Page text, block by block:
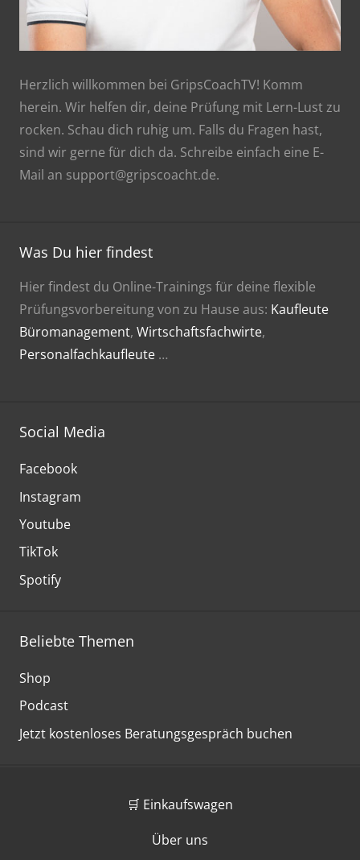
Herzlich willkommen bei GripsCoachTV! Komm
herein. Wir helfen dir, deine Prüfung mit Lern-Lust zu
rocken. Schau dich ruhig um. Falls du Fragen hast,
sind wir gerne für dich da. Schreibe einfach eine E-
Mail an support@gripscoacht.de.
Was Du hier findest
Hier findest du Online-Trainings für deine flexible
Prüfungsvorbereitung von zu Hause aus: Kaufleute
Büromanagement, Wirtschaftsfachwirte,
Personalfachkaufleute …
Social Media
Facebook
Instagram
Youtube
TikTok
Spotify
Beliebte Themen
Shop
Podcast
Jetzt kostenloses Beratungsgespräch buchen
🛒 Einkaufswagen
Über uns